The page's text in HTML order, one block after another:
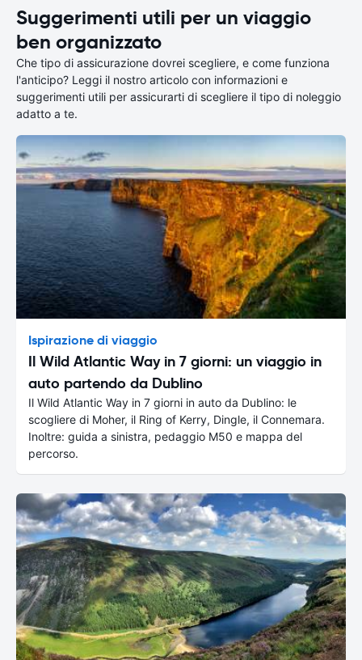
Suggerimenti utili per un viaggio
ben organizzato
Che tipo di assicurazione dovrei scegliere, e come funziona
l'anticipo? Leggi il nostro articolo con informazioni e
suggerimenti utili per assicurarti di scegliere il tipo di noleggio
adatto a te.
Ispirazione di viaggio
Il Wild Atlantic Way in 7 giorni: un viaggio in
auto partendo da Dublino
Il Wild Atlantic Way in 7 giorni in auto da Dublino: le
scogliere di Moher, il Ring of Kerry, Dingle, il Connemara.
Inoltre: guida a sinistra, pedaggio M50 e mappa del
percorso.